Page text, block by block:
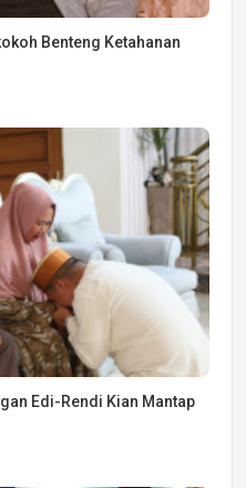
Benteng Ketahanan
Edi-Rendi Kian Mantap